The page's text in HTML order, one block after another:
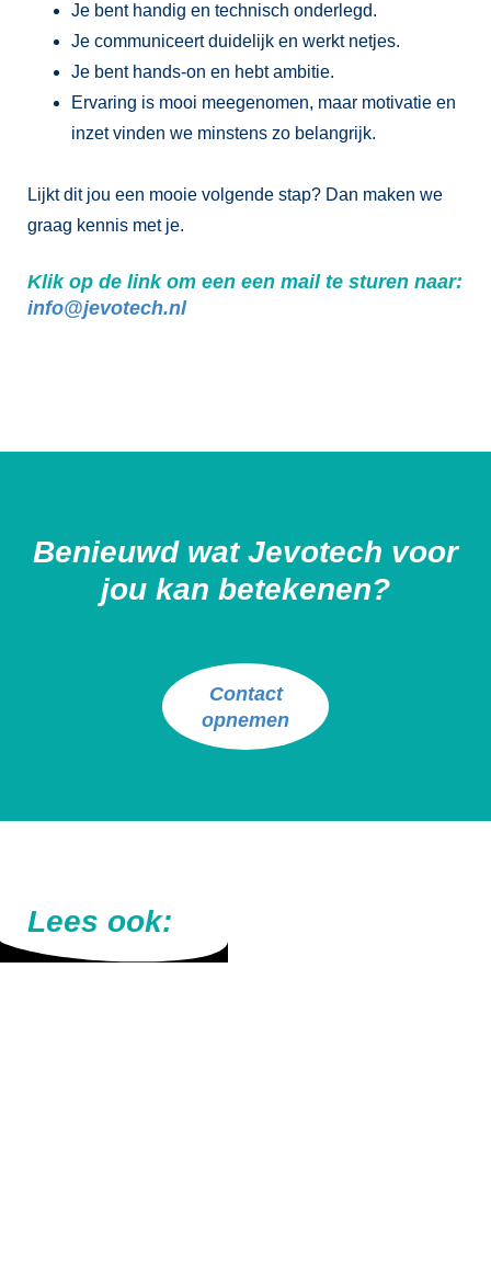
Je bent handig en technisch onderlegd.
Je communiceert duidelijk en werkt netjes.
Je bent hands-on en hebt ambitie.
Ervaring is mooi meegenomen, maar motivatie en
inzet vinden we minstens zo belangrijk.
Lijkt dit jou een mooie volgende stap? Dan maken we
graag kennis met je.
Klik op de link om een een mail te sturen naar:
info@jevotech.nl
Benieuwd wat Jevotech voor
jou kan betekenen?
Contact
opnemen
Lees ook: